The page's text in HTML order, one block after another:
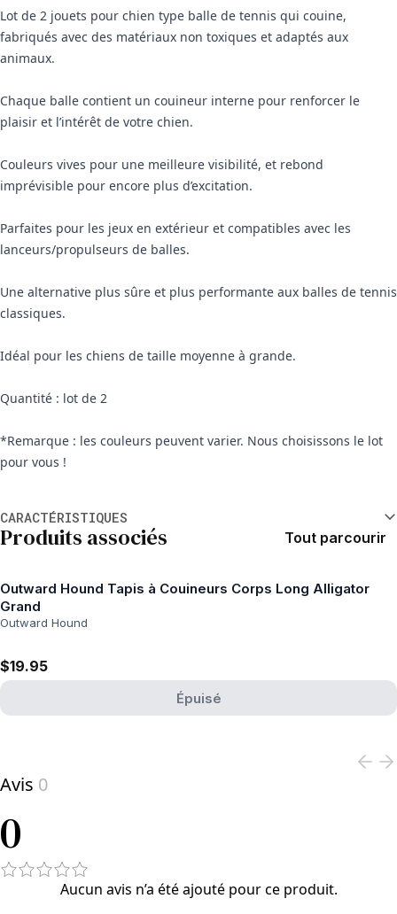
Lot de 2 jouets pour chien type balle de tennis qui couine,
fabriqués avec des matériaux non toxiques et adaptés aux
animaux.
Chaque balle contient un couineur interne pour renforcer le
plaisir et l’intérêt de votre chien.
Couleurs vives pour une meilleure visibilité, et rebond
imprévisible pour encore plus d’excitation.
Parfaites pour les jeux en extérieur et compatibles avec les
lanceurs/propulseurs de balles.
Une alternative plus sûre et plus performante aux balles de tennis
classiques.
Idéal pour les chiens de taille moyenne à grande.
Quantité : lot de 2
*Remarque : les couleurs peuvent varier. Nous choisissons le lot
pour vous !
CARACTÉRISTIQUES
Produits associés Tout parcourir
Outward Hound Tapis à Couineurs Corps Long Alligator
Grand
Outward Hound
$19.95
Épuisé
Avis 0
0
Aucun avis n’a été ajouté pour ce produit.